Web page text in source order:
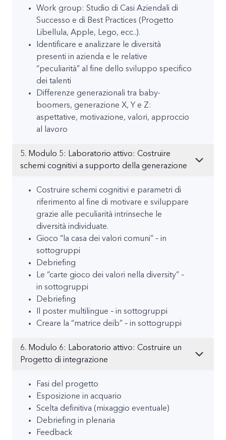
Work group: Studio di Casi Aziendali di
Successo e di Best Practices (Progetto
Libellula, Apple, Lego, ecc..).
Identificare e analizzare le diversità
presenti in azienda e le relative
“peculiarità” al fine dello sviluppo specifico
dei talenti
Differenze generazionali tra baby-
boomers, generazione X, Y e Z:
aspettative, motivazione, valori, approccio
al lavoro
5. Modulo 5: Laboratorio attivo: Costruire
schemi cognitivi a supporto della generazione
Costruire schemi cognitivi e parametri di
riferimento al fine di motivare e sviluppare
grazie alle peculiarità intrinseche le
diversità individuate.
Gioco “la casa dei valori comuni” – in
sottogruppi
Debriefing
Le “carte gioco dei valori nella diversity” –
in sottogruppi
Debriefing
Il poster multilingue – in sottogruppi
Creare la “matrice deib” – in sottogruppi
6. Modulo 6: Laboratorio attivo: Costruire un
Progetto di integrazione
Fasi del progetto
Esposizione in acquario
Scelta definitiva (mixaggio eventuale)
Debriefing in plenaria
Feedback